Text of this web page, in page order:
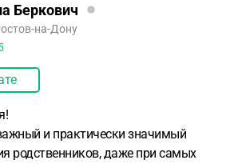
Беркович
на-Дону
и практически значимый
родственников, даже при самых